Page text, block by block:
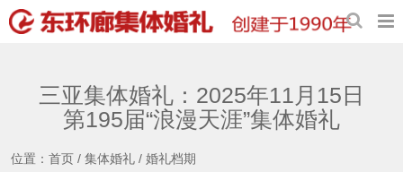
三亚集体婚礼：2025年11月15日
第195届“浪漫天涯”集体婚礼
位置： 首页 / 集体婚礼 / 婚礼档期